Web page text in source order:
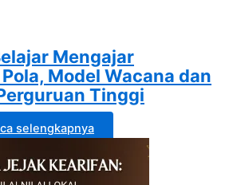
Mengajar
Model Wacana dan
Tinggi
selengkapnya